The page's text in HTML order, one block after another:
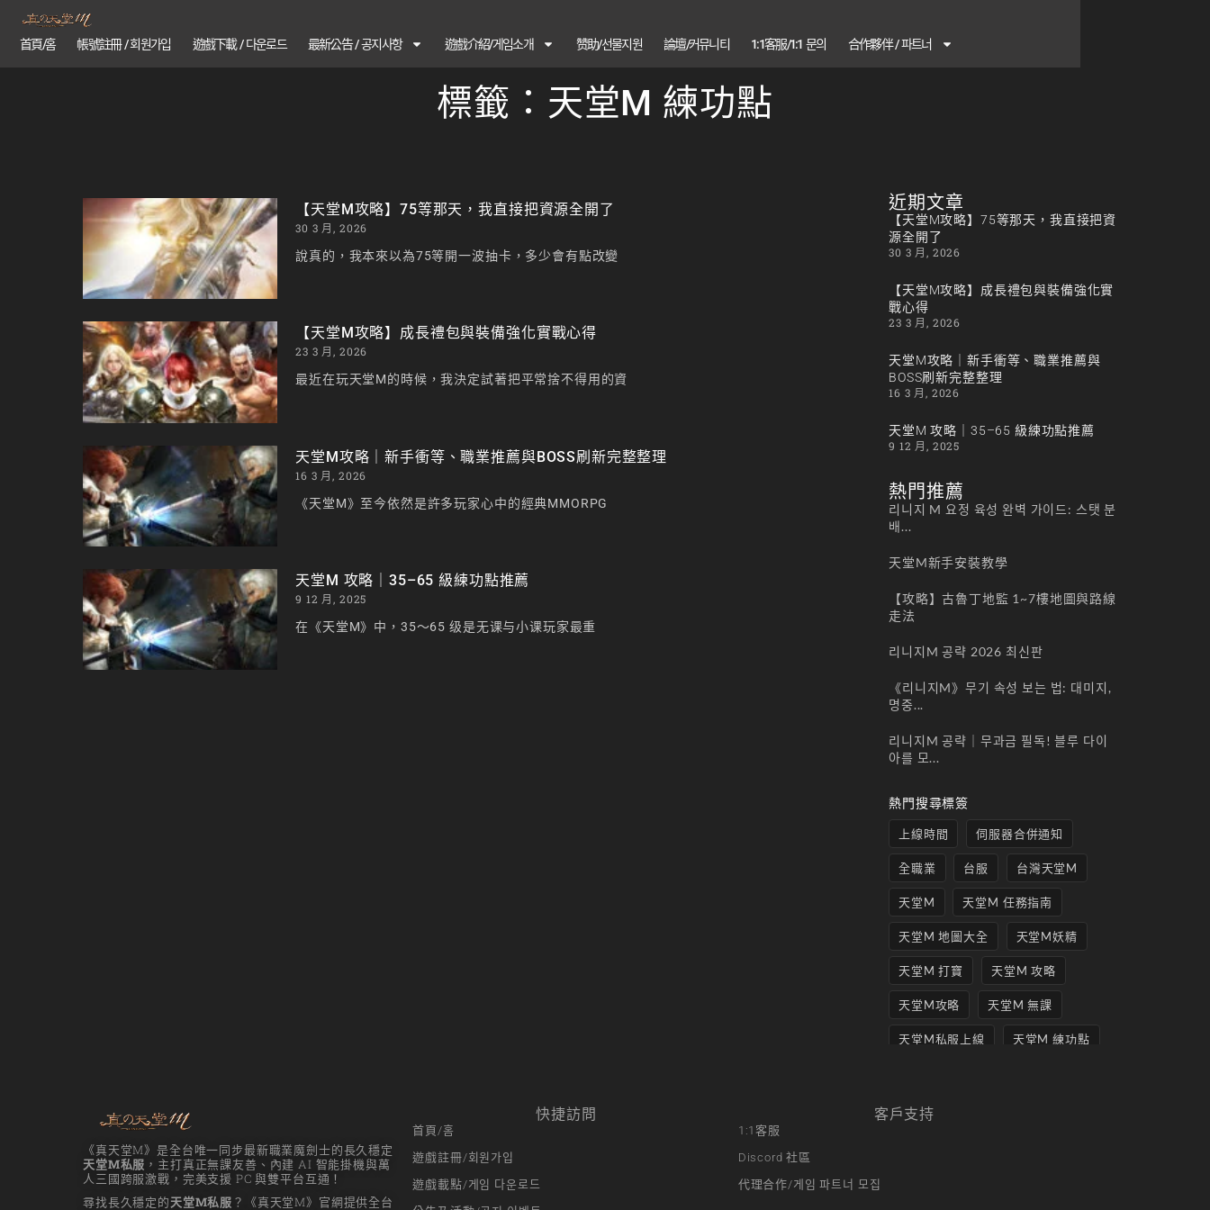
首頁/홈 帳號註冊 / 회원가입 遊戲下載 / 다운로드 最新公告 / 공지사항 遊戲介紹/게임소개 赞助/선물지원 論壇/커뮤니티 1:1客服/1:1 문의 合作夥伴 / 파트너
標籤：天堂M 練功點
【天堂M攻略】75等那天，我直接把資源全開了
30 3 月, 2026
說真的，我本來以為75等開一波抽卡，多少會有點改變
【天堂M攻略】成長禮包與裝備強化實戰心得
23 3 月, 2026
最近在玩天堂M的時候，我決定試著把平常捨不得用的資
天堂M攻略｜新手衝等、職業推薦與BOSS刷新完整整理
16 3 月, 2026
《天堂M》至今依然是許多玩家心中的經典MMORPG
天堂M 攻略｜35–65 級練功點推薦
9 12 月, 2025
在《天堂M》中，35～65 级是无课与小课玩家最重
近期文章
【天堂M攻略】75等那天，我直接把資
源全開了
30 3 月, 2026
【天堂M攻略】成長禮包與裝備強化實
戰心得
23 3 月, 2026
天堂M攻略｜新手衝等、職業推薦與
BOSS刷新完整整理
16 3 月, 2026
天堂M 攻略｜35–65 級練功點推薦
9 12 月, 2025
熱門推薦
리니지 M 요정 육성 완벽 가이드: 스탯 분
배...
天堂M新手安裝教學
【攻略】古魯丁地監 1~7樓地圖與路線
走法
리니지M 공략 2026 최신판
《리니지M》무기 속성 보는 법: 대미지,
명중...
리니지M 공략｜무과금 필독! 블루 다이
아를 모...
熱門搜尋標簽
上線時間 伺服器合併通知
全職業 台服 台灣天堂M
天堂M 天堂M 任務指南
天堂M 地圖大全 天堂M妖精
天堂M 打寶 天堂M 攻略
天堂M攻略 天堂M 無課
天堂M私服上線 天堂M 練功點
天堂M職業推薦
《真天堂M》是全台唯一同步最新職業魔劍士的長久穩定
天堂M私服 ，主打真正無課友善、內建 AI 智能掛機與萬
人三國跨服激戰，完美支援 PC 與雙平台互通！
尋找長久穩定的天堂M私服 ？《真天堂M》官網提供全台
快捷訪問
首頁/홈
遊戲註冊/회원가입
遊戲載點/게임 다운로드
客戶支持
1:1客服
Discord 社區
代理合作/게임 파트너 모집